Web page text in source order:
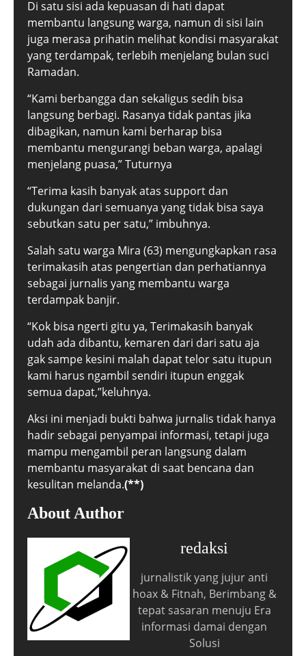
Di satu sisi ada kepuasan di hati dapat
membantu langsung warga, namun di sisi lain
juga merasa prihatin melihat kondisi masyarakat
yang terdampak, terlebih menjelang bulan suci
Ramadan.
“Kami berbangga dan sekaligus sedih bisa
langsung berbagi. Rasanya tidak pantas jika
dibagikan, namun kami berharap bisa
membantu mengurangi beban warga, apalagi
menjelang puasa,” Tuturnya
“Terima kasih banyak atas support dan
dukungan dari semuanya yang tidak bisa saya
sebutkan satu per satu,” imbuhnya.
Salah satu warga Mira (63) mengungkapkan rasa
terimakasih atas pengertian dan perhatiannya
sebagai jurnalis yang membantu warga
terdampak banjir.
“Kok bisa ngerti gitu ya, Terimakasih banyak
udah ada dibantu, kemaren dari dari satu aja
gak sampe kesini malah dapat telor satu itupun
kami harus ngambil sendiri itupun enggak
semua dapat,”keluhnya.
Aksi ini menjadi bukti bahwa jurnalis tidak hanya
hadir sebagai penyampai informasi, tetapi juga
mampu mengambil peran langsung dalam
membantu masyarakat di saat bencana dan
kesulitan melanda.(**)
About Author
redaksi
jurnalistik yang jujur anti
hoax & Fitnah, Berimbang &
tepat sasaran menuju Era
informasi damai dengan
Solusi